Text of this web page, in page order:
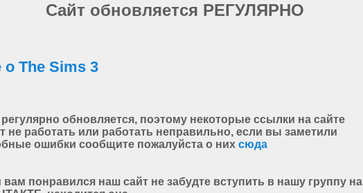
Сайт обновляется РЕГУЛЯРНО
о The Sims 3
регулярно обновляется, поэтому некоторые ссылки на сайте
не работать или работать неправильно, если вы заметили
ошибки сообщите пожалуйста о них сюда
вам понравился наш сайт не забудте вступить в нашу группу на